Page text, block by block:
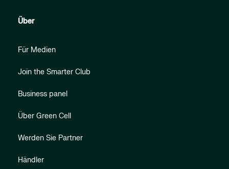
Über
Für Medien
Join the Smarter Club
Business panel
Über Green Cell
Werden Sie Partner
Händler